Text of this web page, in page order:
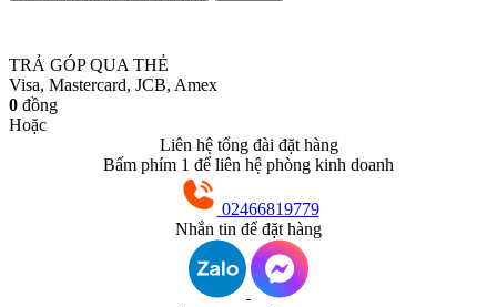
TRẢ GÓP QUA THẺ
Visa, Mastercard, JCB, Amex
0 đồng
Hoặc
Liên hệ tổng đài đặt hàng
Bấm phím 1 để liên hệ phòng kinh doanh
02466819779
Nhắn tin để đặt hàng